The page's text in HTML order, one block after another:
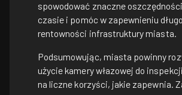
spowodować znaczne
czasie i pomóc w zapewnieniu
rentowności infrastruktury miasta.
Podsumowując, miasta powinny
użycie kamery włazowej do
na liczne korzyści, jakie zapewnia.